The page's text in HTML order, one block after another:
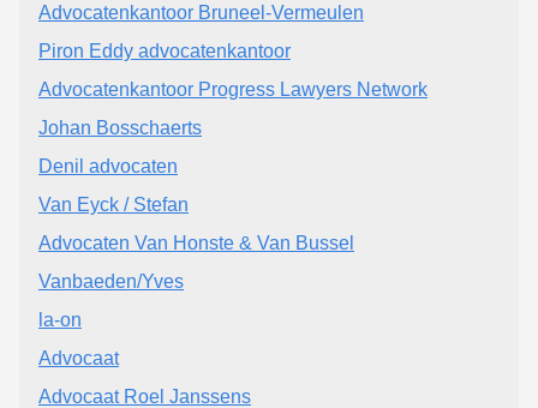
Advocatenkantoor Bruneel-Vermeulen
Piron Eddy advocatenkantoor
Advocatenkantoor Progress Lawyers Network
Johan Bosschaerts
Denil advocaten
Van Eyck / Stefan
Advocaten Van Honste & Van Bussel
Vanbaeden/Yves
la-on
Advocaat
Advocaat Roel Janssens